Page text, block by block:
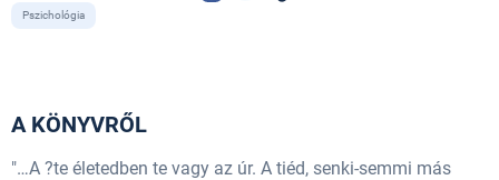
Pszichológia
A KÖNYVRŐL
"…A ?te életedben te vagy az úr. A tiéd, senki-semmi más